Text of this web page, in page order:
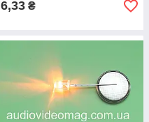
6,33 ₴